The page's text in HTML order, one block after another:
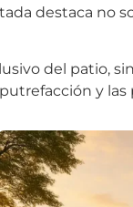
destaca no
del patio,
y las